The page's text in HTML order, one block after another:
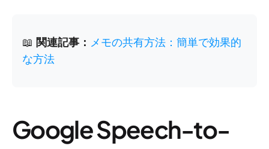
📖 関連記事： メモの共有方法：簡単で効果的
な方法
Google Speech-to-